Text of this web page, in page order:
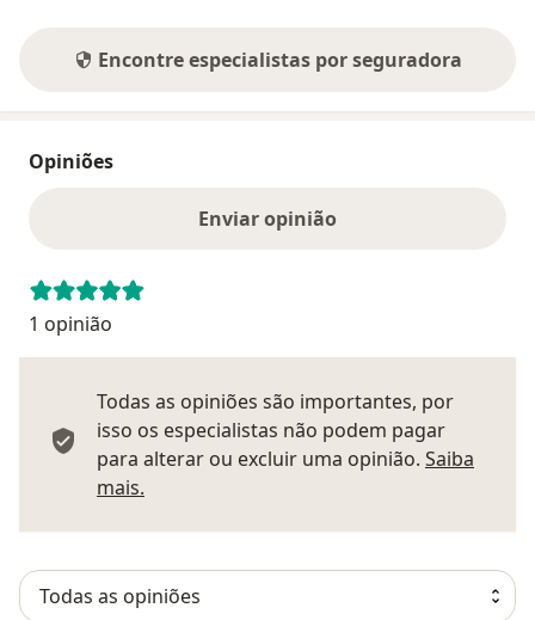
Encontre especialistas por seguradora
Opiniões
Enviar opinião
1 opinião
Todas as opiniões são importantes, por
isso os especialistas não podem pagar
para alterar ou excluir uma opinião. Saiba
mais.